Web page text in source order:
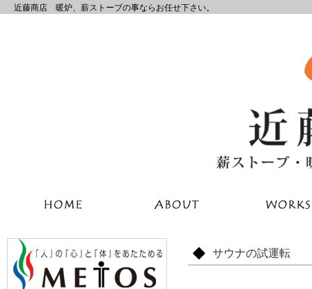
近藤商店 暖炉、薪ストーブの事ならお任せ下さい。
サウナの試運転